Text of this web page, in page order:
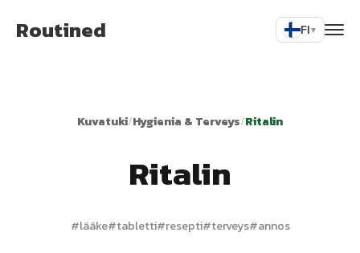
Routined FI▾
Kuvatuki/Hygienia & Terveys/Ritalin
Ritalin
#lääke#tabletti#resepti#terveys#annos